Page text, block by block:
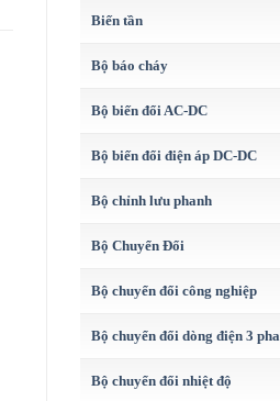
Biến tần
Bộ báo cháy
Bộ biến đổi AC-DC
Bộ biến đổi điện áp DC-DC
Bộ chỉnh lưu phanh
Bộ Chuyển Đổi
Bộ chuyển đổi công nghiệp
Bộ chuyển đổi dòng điện 3 pha
Bộ chuyển đổi nhiệt độ